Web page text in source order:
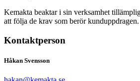
Kemakta beaktar i sin verksamhet
att följa de krav som berör kunduppdragen.
Kontaktperson
Håkan Svensson